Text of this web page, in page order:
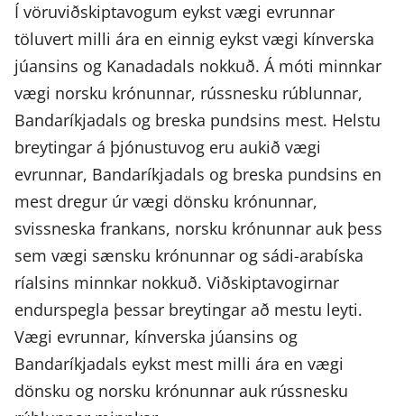
Í vöruviðskiptavogum eykst vægi evrunnar
töluvert milli ára en einnig eykst vægi kínverska
júansins og Kanadadals nokkuð. Á móti minnkar
vægi norsku krónunnar, rússnesku rúblunnar,
Bandaríkjadals og breska pundsins mest. Helstu
breytingar á þjónustuvog eru aukið vægi
evrunnar, Bandaríkjadals og breska pundsins en
mest dregur úr vægi dönsku krónunnar,
svissneska frankans, norsku krónunnar auk þess
sem vægi sænsku krónunnar og sádi-arabíska
ríalsins minnkar nokkuð. Viðskiptavogirnar
endurspegla þessar breytingar að mestu leyti.
Vægi evrunnar, kínverska júansins og
Bandaríkjadals eykst mest milli ára en vægi
dönsku og norsku krónunnar auk rússnesku